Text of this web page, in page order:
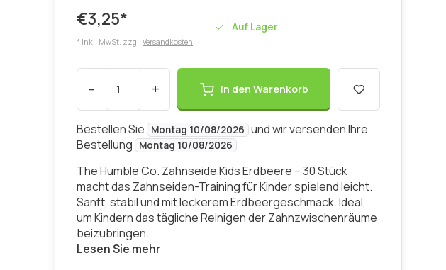
€3,25*
* Inkl. MwSt. zzgl. Versandkosten
Auf Lager
- + In den Warenkorb
Bestellen Sie Montag 10/08/2026 und wir versenden Ihre
Bestellung
Montag 10/08/2026
The Humble Co. Zahnseide Kids Erdbeere – 30 Stück
macht das Zahnseiden-Training für Kinder spielend leicht.
Sanft, stabil und mit leckerem Erdbeergeschmack. Ideal,
um Kindern das tägliche Reinigen der Zahnzwischenräume
beizubringen.
Lesen Sie mehr